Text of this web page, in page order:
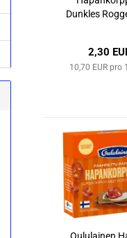
Dunk­les
2,30
10,70 EUR pro